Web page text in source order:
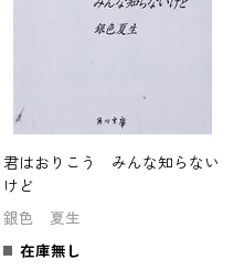
君はおりこう みんな知らない
けど
銀色 夏生
在庫無し